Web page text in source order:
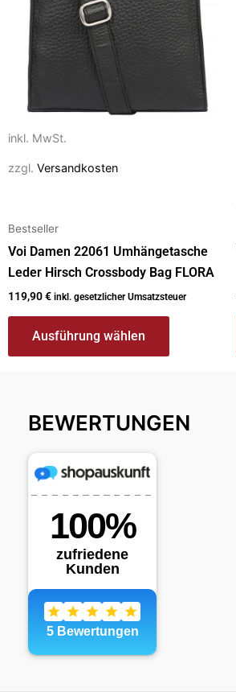
inkl. MwSt.
zzgl. Versandkosten
Bestseller
Voi Damen 22061 Umhängetasche
Leder Hirsch Crossbody Bag FLORA
119,90€ inkl. gesetzlicher Umsatzsteuer
Ausführung wählen
Optionen
können
Produktseite
werden
BEWERTUNGEN